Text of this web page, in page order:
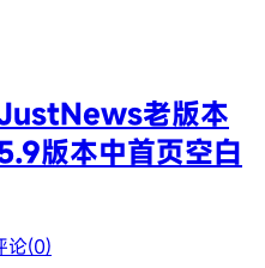
老版本
版本中首页空白
论(0)